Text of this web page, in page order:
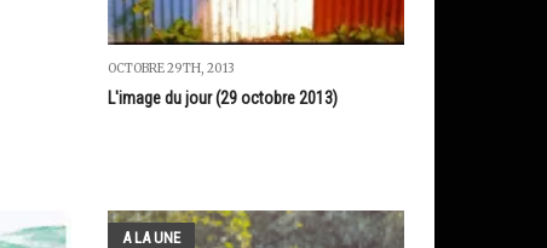
OCTOBRE 29TH, 2013
L'image du jour (29 octobre 2013)
A LA UNE